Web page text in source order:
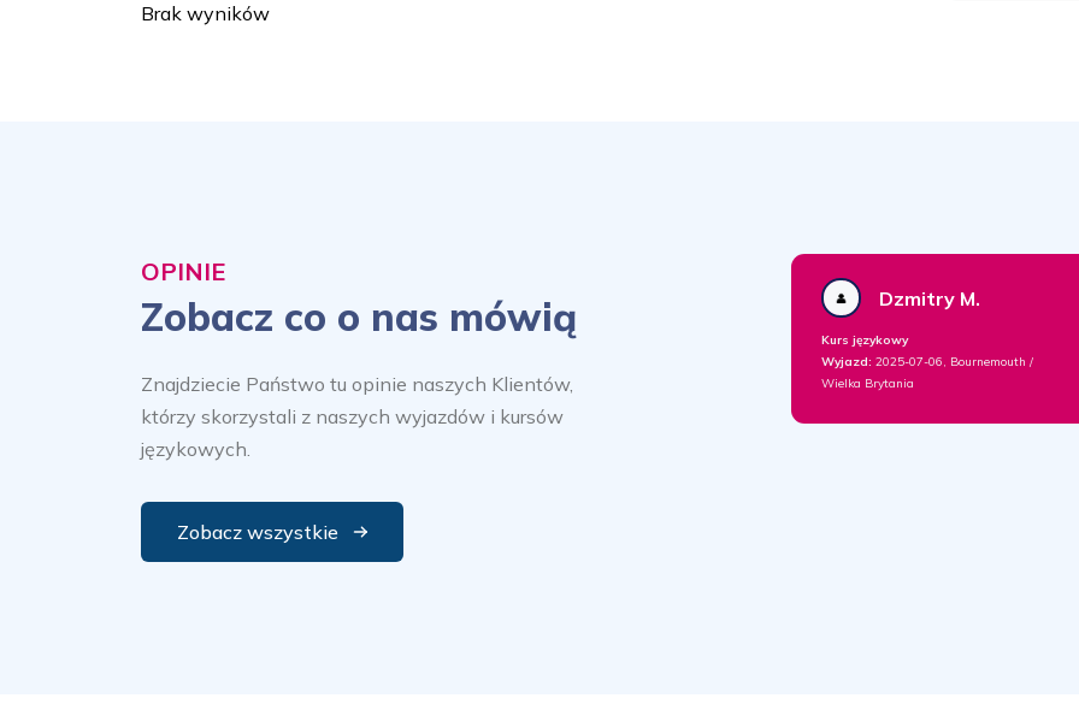
Brak wyników
OPINIE
Zobacz co o nas mówią
Znajdziecie Państwo tu opinie naszych Klientów,
którzy skorzystali z naszych wyjazdów i kursów
językowych.
Zobacz wszystkie
Dzmitry M.
Kurs językowy
Wyjazd: 2025-07-06, Bournemouth /
Wielka Brytania